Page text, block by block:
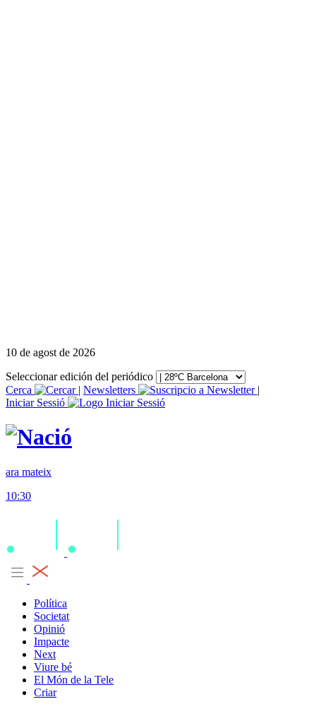
10 de agost de 2026
Seleccionar edición del periódico
Cerca
| Newsletters
|
Iniciar Sessió
ara mateix
10:30
Política
Societat
Opinió
Impacte
Next
Viure bé
El Món de la Tele
Criar